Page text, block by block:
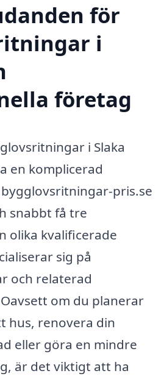
för
i
företag
i Slaka
en komplicerad
pris.se
snabbt få tre
olika kvalificerade
sig på
och relaterad
om du planerar
hus, renovera din
eller göra en mindre
är det viktigt att ha